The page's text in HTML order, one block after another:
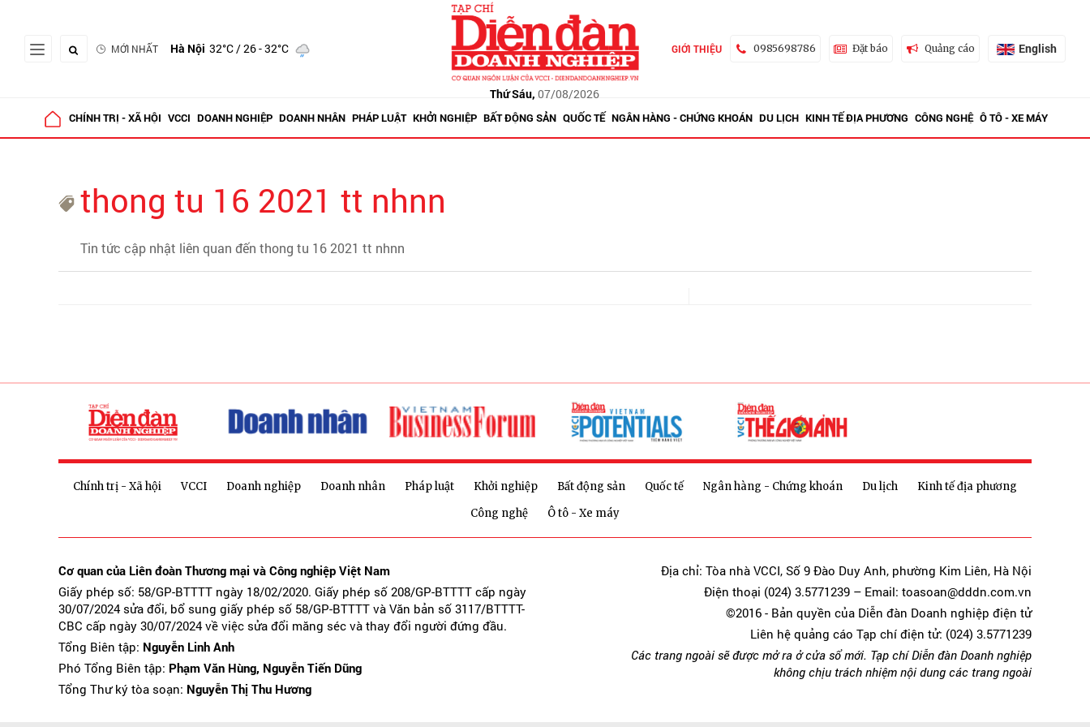
MỚI NHẤT Hà Nội 32°C/ 26 - 32°C
Thứ Sáu, 07/08/2026
GIỚI THIỆU 0985698786 Đặt báo Quảng cáo English
CHÍNH TRỊ - XÃ HỘI VCCI DOANH NGHIỆP DOANH NHÂN PHÁP LUẬT KHỞI NGHIỆP BẤT ĐỘNG SẢN QUỐC TẾ NGÂN HÀNG - CHỨNG KHOÁN DU LỊCH KINH TẾ ĐỊA PHƯƠNG CÔNG NGHỆ Ô TÔ - XE MÁY
thong tu 16 2021 tt nhnn
Tin tức cập nhật liên quan đến thong tu 16 2021 tt nhnn
Chính trị - Xã hội VCCI Doanh nghiệp Doanh nhân Pháp luật Khởi nghiệp Bất động sản Quốc tế Ngân hàng - Chứng khoán Du lịch
Kinh tế địa phương
Công nghệ
Ô tô - Xe máy
Cơ quan của Liên đoàn Thương mại và Công nghiệp Việt Nam
Giấy phép số: 58/GP-BTTTT ngày 18/02/2020. Giấy phép số 208/GP-BTTTT cấp ngày
30/07/2024 sửa đổi, bổ sung giấy phép số 58/GP-BTTTT và Văn bản số 3117/BTTTT-
CBC cấp ngày 30/07/2024 về việc sửa đổi măng séc và thay đổi người đứng đầu.
Tổng Biên tập: Nguyễn Linh Anh
Phó Tổng Biên tập: Phạm Văn Hùng, Nguyễn Tiến Dũng
Tổng Thư ký tòa soạn: Nguyễn Thị Thu Hương
Địa chỉ: Tòa nhà VCCI, Số 9 Đào Duy Anh, phường Kim Liên, Hà Nội
Điện thoại (024) 3.5771239 – Email: toasoan@dddn.com.vn
©2016 - Bản quyền của Diễn đàn Doanh nghiệp điện tử
Liên hệ quảng cáo Tạp chí điện tử: (024) 3.5771239
Các trang ngoài sẽ được mở ra ở cửa sổ mới. Tạp chí Diễn đàn Doanh nghiệp
không chịu trách nhiệm nội dung các trang ngoài